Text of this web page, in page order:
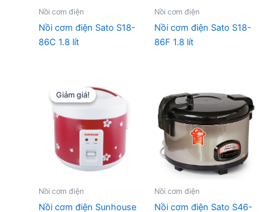
Nồi cơm điện
Nồi cơm điện Sato S18-
86C 1.8 lít
Nồi cơm điện
Nồi cơm điện Sato S18-
86F 1.8 lít
Giảm giá!
Giảm giá!
Nồi cơm điện
Nồi cơm điện Sunhouse
Nồi cơm điện
Nồi cơm điện Sato S46-